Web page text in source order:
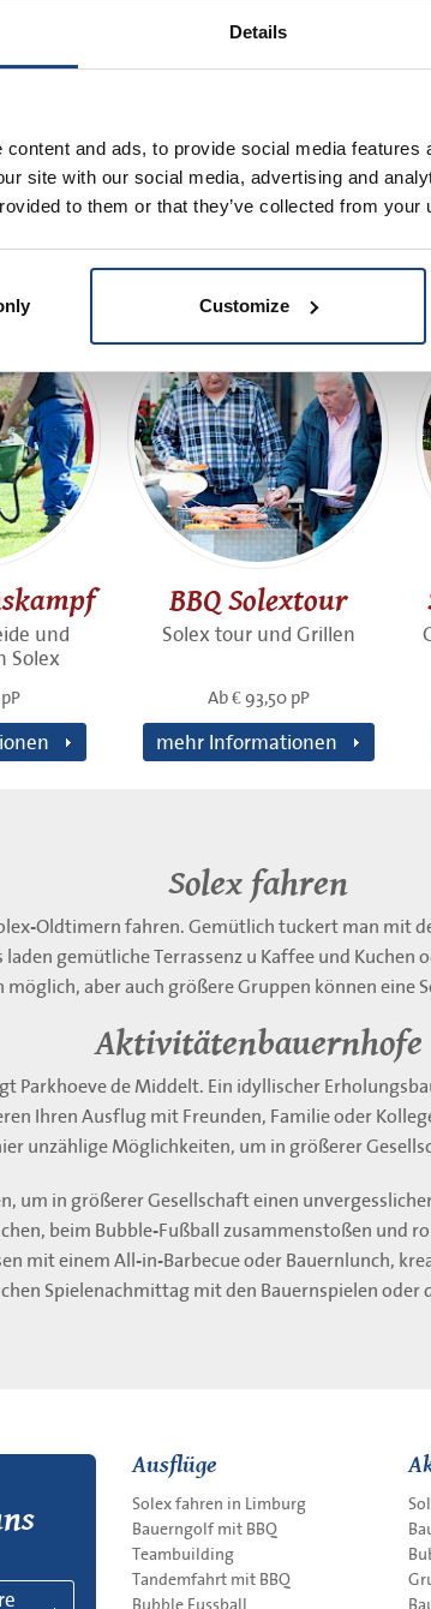
Details
and ads, to provide social media
site with our social media, advertising and
to them or that they’ve collected from
Customize
oder begehen Sie so Ihren Betriebsausflug
Limburgische Landschaft. Sie werden
Mit der Solex durch Limburg ist das absolute
der Maas, und wegen der vielen gemütlichen
und
Solex
BBQ Solextour
Solex tour und Grillen
Ab € 93,50 pP
mehr Informationen
Solex fahren
Oldtimern fahren. Gemütlich tuckert man mit
gemütliche Terrassenz u Kaffee und
möglich, aber auch größere Gruppen können eine
Aktivitätenbauernhofe
Parkhoeve de Middelt. Ein idyllischer
Ihren Ausflug mit Freunden, Familie oder
unzählige Möglichkeiten, um in größerer
in größerer Gesellschaft einen
beim Bubble-Fußball zusammenstoßen und
mit einem All-in-Barbecue oder Bauernlunch,
Spielenachmittag mit den Bauernspielen oder
Ausflüge
Solex fahren in Limburg
Bauerngolf mit BBQ
Teambuilding
Tandemfahrt mit BBQ
Bubble Fussball